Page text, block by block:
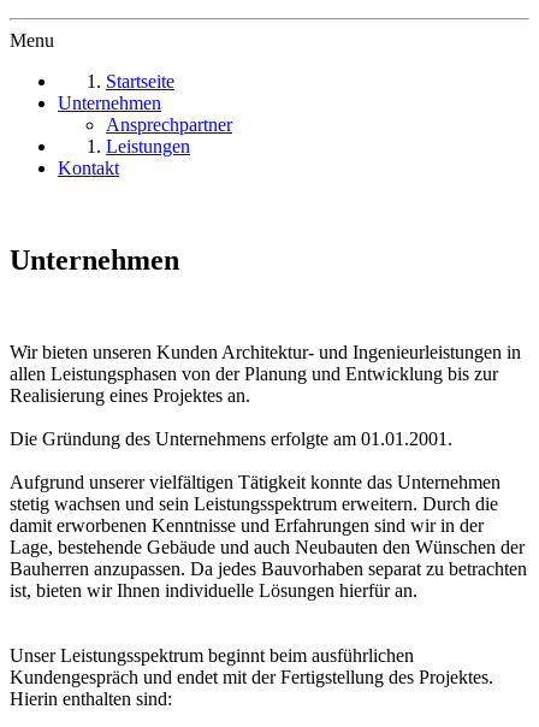
Menu
Startseite
Unternehmen
Ansprechpartner
Leistungen
Kontakt
Unternehmen
Wir bieten unseren Kunden Architektur- und Ingenieurleistungen in
allen Leistungsphasen von der Planung und Entwicklung bis zur
Realisierung eines Projektes an.
Die Gründung des Unternehmens erfolgte am 01.01.2001.
Aufgrund unserer vielfältigen Tätigkeit konnte das Unternehmen
stetig wachsen und sein Leistungsspektrum erweitern. Durch die
damit erworbenen Kenntnisse und Erfahrungen sind wir in der
Lage, bestehende Gebäude und auch Neubauten den Wünschen der
Bauherren anzupassen. Da jedes Bauvorhaben separat zu betrachten
ist, bieten wir Ihnen individuelle Lösungen hierfür an.
Unser Leistungsspektrum beginnt beim ausführlichen
Kundengespräch und endet mit der Fertigstellung des Projektes.
Hierin enthalten sind: